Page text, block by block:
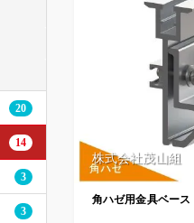
20
14
3
3
株式会社茂山組
角ハゼ用金具ベース